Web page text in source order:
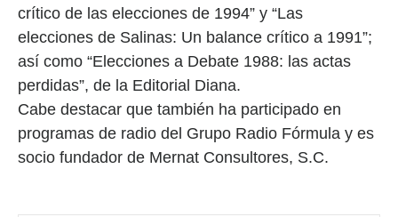
crítico de las elecciones de 1994” y “Las
elecciones de Salinas: Un balance crítico a 1991”;
así como “Elecciones a Debate 1988: las actas
perdidas”, de la Editorial Diana.
Cabe destacar que también ha participado en
programas de radio del Grupo Radio Fórmula y es
socio fundador de Mernat Consultores, S.C.